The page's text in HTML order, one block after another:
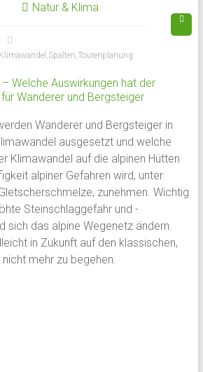
Natur & Klima
Klimawandel ,Spalten,Tourenplanung
Wanderer und Bergsteiger in
ausgesetzt und welche
Klimawandel auf die alpinen Hütten
alpiner Gefahren wird, unter
zunehmen. Wichtig
Steinschlaggefahr und -
sich das alpine Wegenetz ändern.
in Zukunft auf den klassischen,
mehr zu begehen.